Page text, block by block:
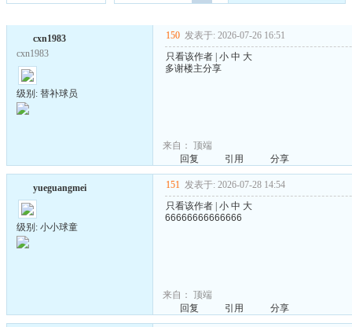
cxn1983
cxn1983
级别: 替补球员
150 发表于: 2026-07-26 16:51
只看该作者 小 中 大
多谢楼主分享
来自： 顶端
回复
引用 分享
yueguangmei
级别: 小小球童
151 发表于: 2026-07-28 14:54
只看该作者 小 中 大
66666666666666
来自： 顶端
回复
引用 分享